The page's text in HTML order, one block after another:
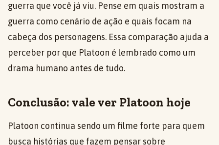
guerra que você já viu. Pense em quais mostram a
guerra como cenário de ação e quais focam na
cabeça dos personagens. Essa comparação ajuda a
perceber por que Platoon é lembrado como um
drama humano antes de tudo.
Conclusão: vale ver Platoon hoje
Platoon continua sendo um filme forte para quem
busca histórias que fazem pensar sobre